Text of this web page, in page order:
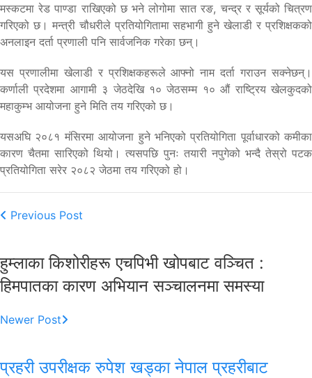
मस्कटमा रेड पाण्डा राखिएको छ भने लोगोमा सात रङ, चन्द्र र सूर्यको चित्रण
गरिएको छ। मन्त्री चौधरीले प्रतियोगितामा सहभागी हुने खेलाडी र प्रशिक्षकको
अनलाइन दर्ता प्रणाली पनि सार्वजनिक गरेका छन्।
यस प्रणालीमा खेलाडी र प्रशिक्षकहरूले आफ्नो नाम दर्ता गराउन सक्नेछन्।
कर्णाली प्रदेशमा आगामी ३ जेठदेखि १० जेठसम्म १० औं राष्ट्रिय खेलकुदको
महाकुम्भ आयोजना हुने मिति तय गरिएको छ।
यसअघि २०८१ मंसिरमा आयोजना हुने भनिएको प्रतियोगिता पूर्वाधारको कमीका
कारण चैतमा सारिएको थियो। त्यसपछि पुनः तयारी नपुगेको भन्दै तेस्रो पटक
प्रतियोगिता सरेर २०८२ जेठमा तय गरिएको हो।
Previous Post
हुम्लाका किशोरीहरू एचपिभी खोपबाट वञ्चित :
हिमपातका कारण अभियान सञ्चालनमा समस्या
Newer Post
प्रहरी उपरीक्षक रुपेश खड्का नेपाल प्रहरीबाट